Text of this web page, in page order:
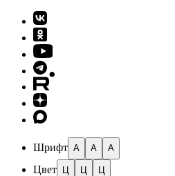
Шрифт A A A
Цвет Ц Ц Ц